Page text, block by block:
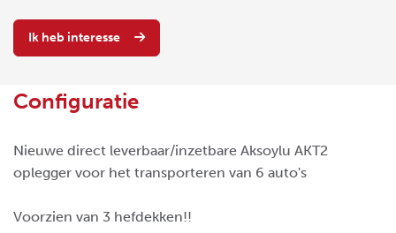
Ik heb interesse
Configuratie
Nieuwe direct leverbaar/inzetbare Aksoylu AKT2
oplegger voor het transporteren van 6 auto's
Voorzien van 3 hefdekken!!